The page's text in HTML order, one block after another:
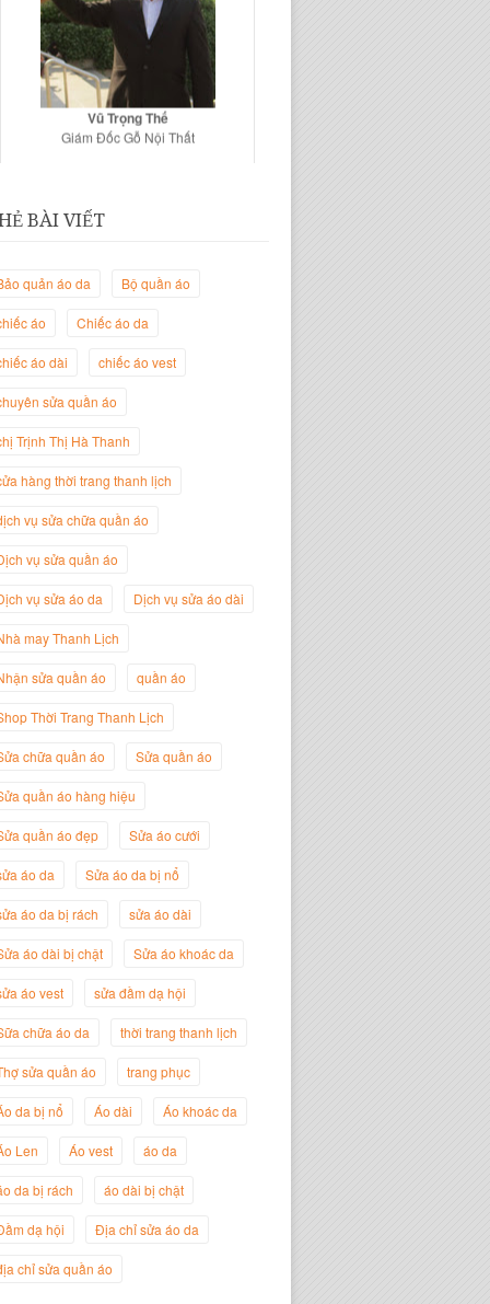
Vũ Trọng Thế
Giám Đốc Gỗ Nội Thất
Trịnh Thị Hà Thanh
Trang Thanh Lịch
Giám Đốc Công ty Cây Xanh Gia
Nguyễn Đắc Định
Giám Đốc Công ty Twist Potato
BÀI VIẾT
quản áo da Bộ quần áo
áo Chiếc áo da
áo dài chiếc áo vest
sửa quần áo
Trịnh Thị Hà Thanh
hàng thời trang thanh lịch
vụ sửa chữa quần áo
vụ sửa quần áo
vụ sửa áo da Dịch vụ sửa áo dài
may Thanh Lịch
sửa quần áo quần áo
Thời Trang Thanh Lịch
chữa quần áo Sửa quần áo
quần áo hàng hiệu
quần áo đẹp Sửa áo cưới
áo da Sửa áo da bị nổ
áo da bị rách sửa áo dài
áo dài bị chật Sửa áo khoác da
áo vest sửa đầm dạ hội
chữa áo da thời trang thanh lịch
sửa quần áo trang phục
da bị nổ Áo dài Áo khoác da
Len Áo vest áo da
da bị rách áo dài bị chật
dạ hội Địa chỉ sửa áo da
chỉ sửa quần áo